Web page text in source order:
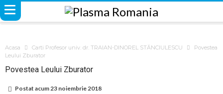
Acasa Carti Profesor univ. dr. TRAIAN-DINOREL STĂNCIULESCU
Povestea
Leului Zburator
Povestea Leului Zburator
Postat acum23 noiembrie 2018